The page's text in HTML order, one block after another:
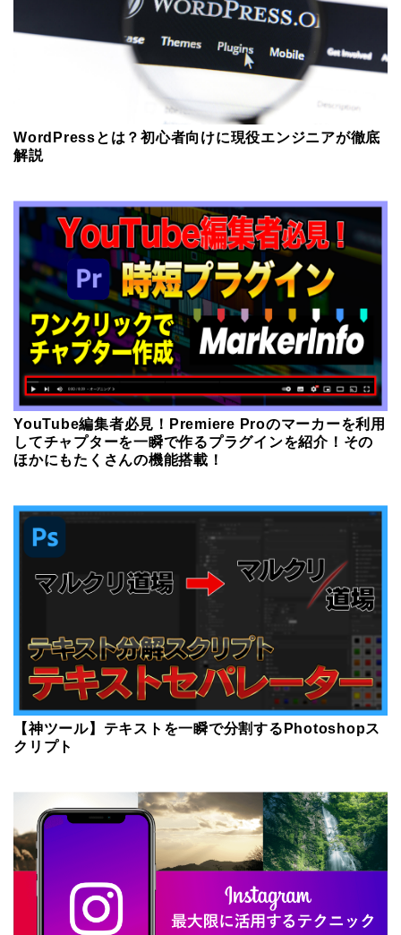
WordPressとは？初心者向けに現役エンジニアが徹底
解説
YouTube編集者必見！Premiere Proのマーカーを利用
してチャプターを一瞬で作るプラグインを紹介！その
ほかにもたくさんの機能搭載！
【神ツール】テキストを一瞬で分割するPhotoshopス
クリプト